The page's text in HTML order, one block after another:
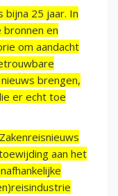
bijna 25 jaar. In
en
om aandacht
brengen,
er echt toe
aan het